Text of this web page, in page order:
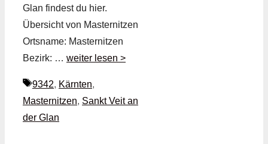
Glan findest du hier.
Übersicht von Masternitzen
Ortsname: Masternitzen
Bezirk: … weiter lesen >
Schlagwörter
9342, Kärnten,
Masternitzen, Sankt Veit an
der Glan